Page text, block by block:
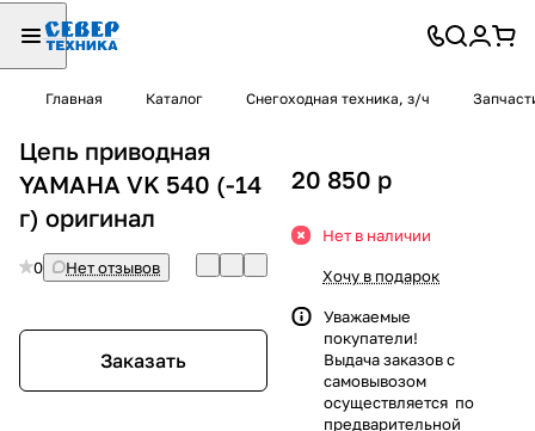
Главная Каталог Снегоходная техника, з/ч
Цепь приводная
YAMAHA VK 540 (-14
г) оригинал
0 Нет отзывов
Заказать
20 850 p
Нет в наличии
Хочу в подарок
Уважаемые
покупатели!
Выдача заказов с
самовывозом
осуществляется по
предварительной